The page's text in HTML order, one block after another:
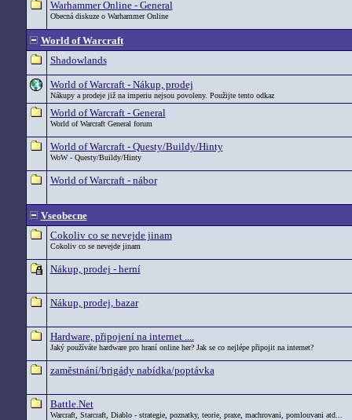
Warhammer Online - General
Obecná diskuze o Warhammer Online
World of Warcraft
Shadowlands
World of Warcraft - Nákup, prodej
Nákupy a prodeje již na imperiu nejsou povoleny. Použijte tento odkaz
World of Warcraft - General
World of Warcraft General forum
World of Warcraft - Questy/Buildy/Hinty
WoW - Questy/Buildy/Hinty
World of Warcraft - nábor
Vseobecne
Cokoliv co se nevejde jinam
Cokoliv co se nevejde jinam
Nákup, prodej - herní
Nákup, prodej, bazar
Hardware, připojení na internet ....
Jaký používáte hardware pro hraní online her? Jak se co nejlépe připojit na internet?
zaměstnání/brigády nabídka/poptávka
Battle.Net
Warcraft, Starcraft, Diablo - strategie, poznatky, teorie, praxe, machrovani, pomlouvani atd...